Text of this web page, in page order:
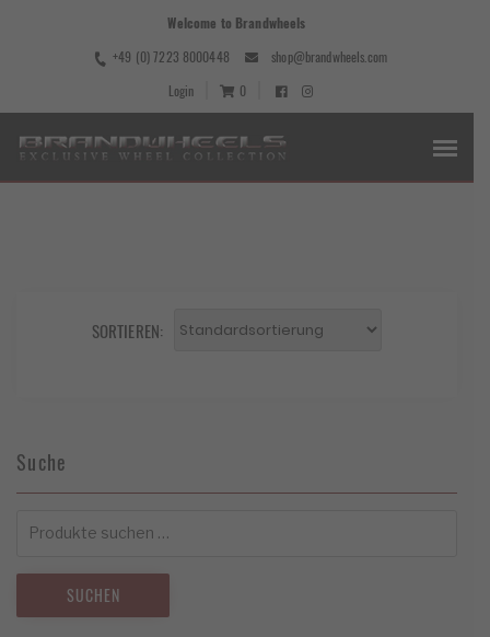
Welcome to Brandwheels
+49 (0) 7223 8000448
shop@brandwheels.com
Login
0
SORTIEREN:
Suche
nach:
SUCHEN